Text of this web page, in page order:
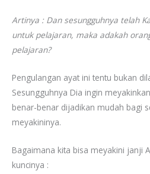
Artinya : Dan sesungguhnya telah
untuk pelajaran, maka adakah
pelajaran?
Pengulangan ayat ini tentu bukan
Sesungguhnya Dia ingin
benar-benar dijadikan mudah bagi
meyakininya.
Bagaimana kita bisa meyakini janji
kuncinya :